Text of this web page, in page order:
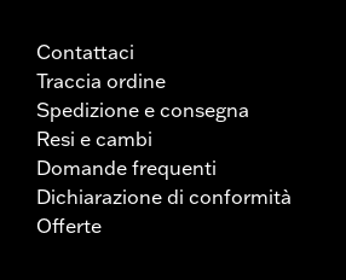
Contattaci
Traccia ordine
Spedizione e consegna
Resi e cambi
Domande frequenti
Dichiarazione di conformità
Offerte